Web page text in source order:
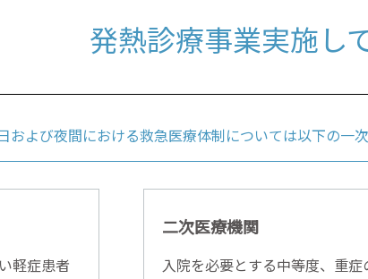
発熱診療事業実施し
および夜間における救急医療体制については以下の一
軽症患者
二次医療機関
入院を必要とする中等度、重症